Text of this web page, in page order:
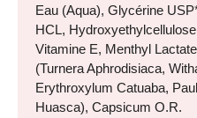
Eau (Aqua), Glycérine
HCL,
Vitamine E, Menthyl
(Turnera Aphrodisiaca,
Erythroxylum Catuaba,
Huasca), Capsicum O.R.